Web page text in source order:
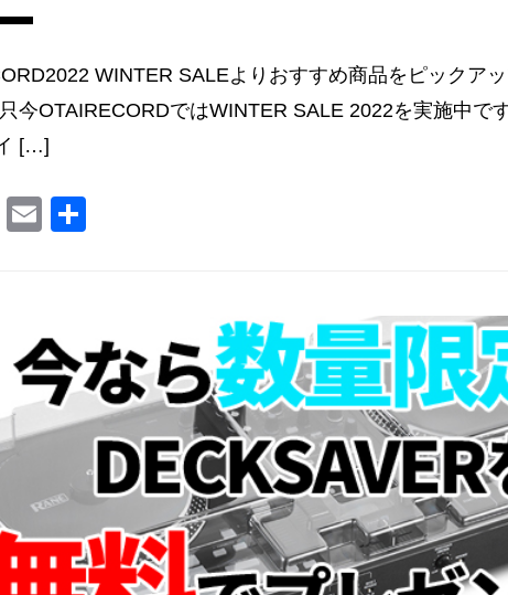
WINTER SALEよりおすすめ商品をピックア
今OTAIRECORDではWINTER SALE 2022を実施中で
[…]
M
d
E